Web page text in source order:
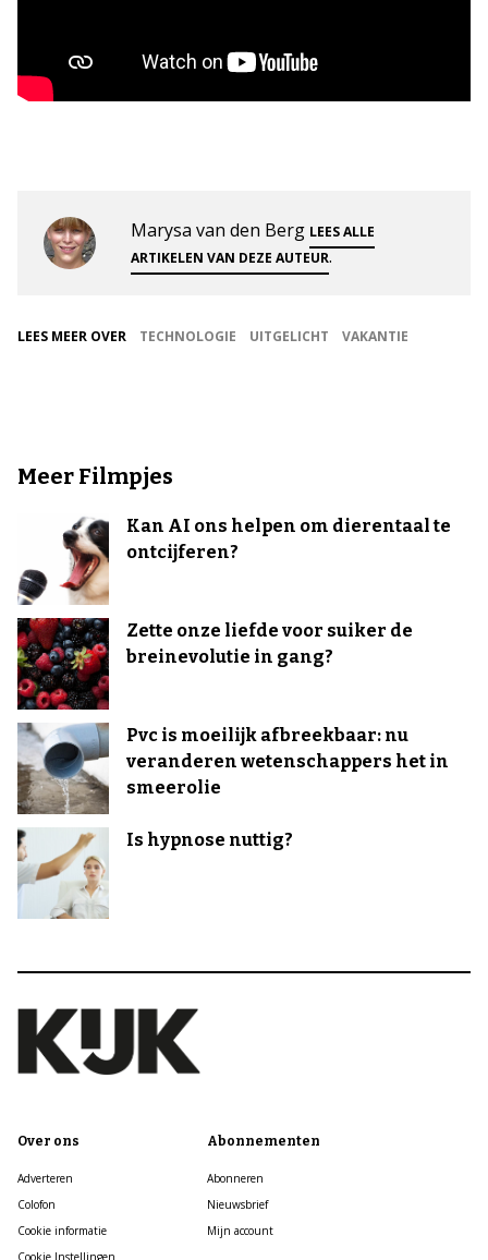
Marysa van den Berg LEES ALLE
ARTIKELEN VAN DEZE AUTEUR.
LEES MEER OVER TECHNOLOGIE UITGELICHT VAKANTIE
Meer Filmpjes
Kan AI ons helpen om dierentaal te
ontcijferen?
Zette onze liefde voor suiker de
breinevolutie in gang?
Pvc is moeilijk afbreekbaar: nu
veranderen wetenschappers het in
smeerolie
Is hypnose nuttig?
Over ons
Adverteren
Colofon
Cookie informatie
Cookie Instellingen
Abonnementen
Abonneren
Nieuwsbrief
Mijn account